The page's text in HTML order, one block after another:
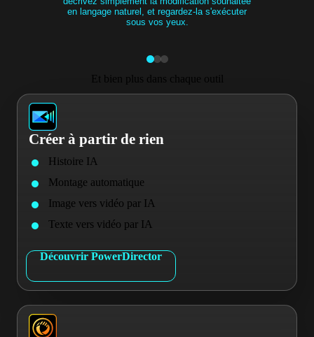
en langage naturel, et regardez-la s'exécuter
sous vos yeux.
Et bien plus dans chaque outil
Créer à partir de rien
Histoire IA
Montage automatique
Image vers vidéo par IA
Texte vers vidéo par IA
Découvrir PowerDirector